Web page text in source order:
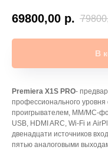
69800,00 р.
В
Premiera X1S PRO-
профессионального
проигрывателем, ММ/МС-
USB, HDMI ARC, Wi-Fi и
двенадцати источников
пятью аналоговыми